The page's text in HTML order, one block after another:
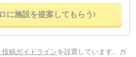
に施設を提案してもらう
投稿ガイドラインを設置しています。ガ